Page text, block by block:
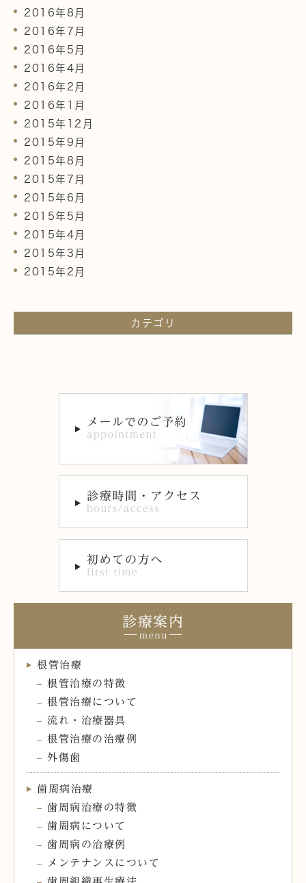
2016年8月
2016年7月
2016年5月
2016年4月
2016年2月
2016年1月
2015年12月
2015年9月
2015年8月
2015年7月
2015年6月
2015年5月
2015年4月
2015年3月
2015年2月
カテゴリ
診療案内
根管治療
根管治療の特徴
根管治療について
流れ・治療器具
根管治療の治療例
外傷歯
歯周病治療
歯周病治療の特徴
歯周病について
歯周病の治療例
メンテナンスについて